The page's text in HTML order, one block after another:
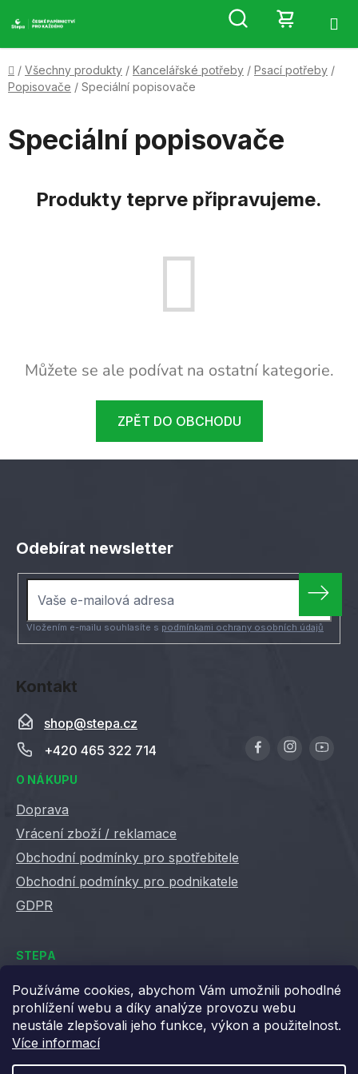
Používáme cookies, abychom Vám umožnili pohodlné
prohlížení webu a díky analýze provozu webu
neustále zlepšovali jeho funkce, výkon a použitelnost.
Více informací
na
Hledat
KOŠÍK
Domů
/ Všechny produkty / Kancelářské potřeby / Psací potřeby /
Popisovače / Speciální popisovače
Speciální popisovače
Produkty teprve připravujeme.
Můžete se ale podívat na ostatní kategorie.
ZPĚT DO OBCHODU
Kontakt
shop@stepa.cz
+420 465 322 714
O NÁKUPU
Doprava
Vrácení zboží / reklamace
Obchodní podmínky pro spotřebitele
Obchodní podmínky pro podnikatele
GDPR
STEPA
Kontakty
Kariéra ve Stepě
Věrnostní slevy
Odebírat newsletter
Vložením e-mailu souhlasíte s podmínkami ochrany osobních údajů